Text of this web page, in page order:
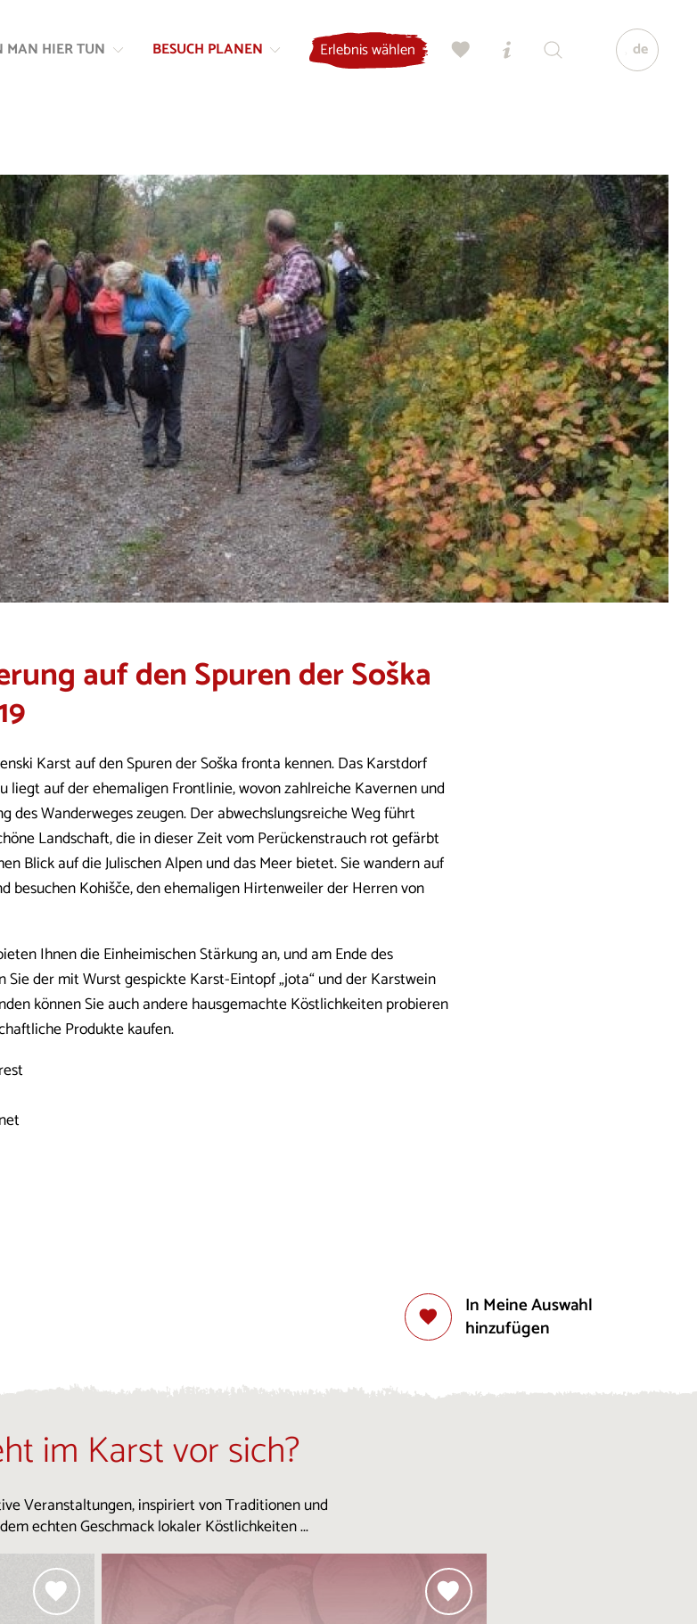
Inhalt
Navigation
HIER TUN BESUCH PLANEN Erlebnis wählen de
auf den Spuren der Soška
Karst auf den Spuren der Soška fronta kennen. Das Karstdorf
liegt auf der ehemaligen Frontlinie, wovon zahlreiche Kavernen und
des Wanderweges zeugen. Der abwechslungsreiche Weg führt
Landschaft, die in dieser Zeit vom Perückenstrauch rot gefärbt
Blick auf die Julischen Alpen und das Meer bietet. Sie wandern auf
besuchen Kohišče, den ehemaligen Hirtenweiler der Herren von
Ihnen die Einheimischen Stärkung an, und am Ende des
Sie der mit Wurst gespickte Karst-Eintopf „jota“ und der Karstwein
können Sie auch andere hausgemachte Köstlichkeiten probieren
Produkte kaufen.
In Meine Auswahl
hinzufügen
im Karst vor sich?
Veranstaltungen, inspiriert von Traditionen und
echten Geschmack lokaler Köstlichkeiten ...